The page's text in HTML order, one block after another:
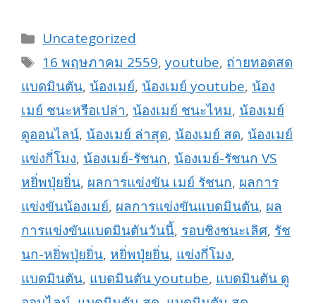
Categories
Uncategorized
Tags
16 พฤษภาคม 2559,youtube, ถ่ายทอดสด
แบดมินตัน, น้องเมย์, น้องเมย์ youtube, น้อง
เมย์ ชนะหรือเปล่า, น้องเมย์ ชนะไหม, น้องเมย์
ดูออนไลน์, น้องเมย์ ล่าสุด, น้องเมย์ สด, น้องเมย์
แข่งกี่โมง, น้องเมย์-รัชนก, น้องเมย์-รัชนก VS
หยิ่พปุ่ยยิ่น, ผลการแข่งขัน เมย์ รัชนก, ผลการ
แข่งขันน้องเมย์, ผลการแข่งขันแบดมินตัน, ผล
การแข่งขันแบดมินตันวันนี้, รอบชิงชนะเลิศ, รัช
นก-หยิ่พปุ่ยยิ่น, หยิ่พปุ่ยยิ่น, แข่งกี่โมง,
แบดมินตัน, แบดมินตัน youtube, แบดมินตัน ดู